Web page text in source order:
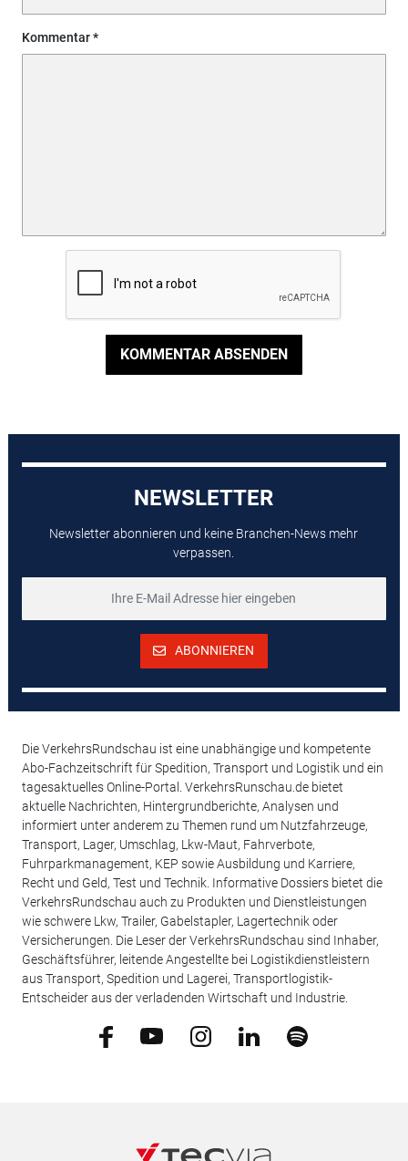
Kommentar
KOMMENTAR ABSENDEN
NEWSLETTER
Newsletter abonnieren und keine Branchen-News mehr
verpassen.
ABONNIEREN
Die VerkehrsRundschau ist eine unabhängige und kompetente
Abo-Fachzeitschrift für Spedition, Transport und Logistik und ein
tagesaktuelles Online-Portal. VerkehrsRunschau.de bietet
aktuelle Nachrichten, Hintergrundberichte, Analysen und
informiert unter anderem zu Themen rund um Nutzfahrzeuge,
Transport, Lager, Umschlag, Lkw-Maut, Fahrverbote,
Fuhrparkmanagement, KEP sowie Ausbildung und Karriere,
Recht und Geld, Test und Technik. Informative Dossiers bietet die
VerkehrsRundschau auch zu Produkten und Dienstleistungen
wie schwere Lkw, Trailer, Gabelstapler, Lagertechnik oder
Versicherungen. Die Leser der VerkehrsRundschau sind Inhaber,
Geschäftsführer, leitende Angestellte bei Logistikdienstleistern
aus Transport, Spedition und Lagerei, Transportlogistik-
Entscheider aus der verladenden Wirtschaft und Industrie.